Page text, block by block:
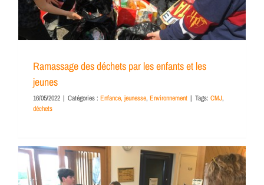
Ramassage des déchets par les enfants et les
jeunes
16/05/2022 | Catégories : Enfance, jeunesse, Environnement | Tags: CMJ,
déchets